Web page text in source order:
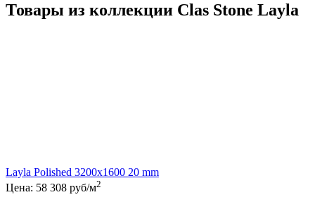
Товары из коллекции Clas Stone Layla
Layla Polished 3200x1600 20 mm
Цена: 58 308 руб/м2